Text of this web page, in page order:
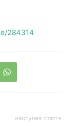
284314
наступна стаття